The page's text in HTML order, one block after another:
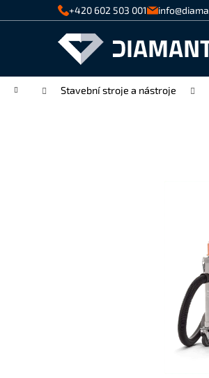
na
+420 602 503 001
Domů Stavební stroje a nástroje
o
k
Zpět
obchodu
Zpět
obchodu